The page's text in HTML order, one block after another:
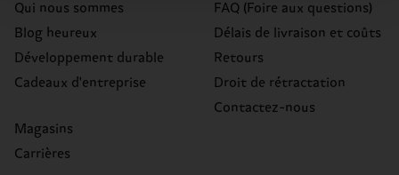
Qui nous sommes
Blog heureux
Développement durable
Cadeaux d'entreprise
Magasins
Carrières
FAQ (Foire aux questions)
Délais de livraison et coûts
Retours
Droit de rétractation
Contactez-nous